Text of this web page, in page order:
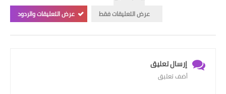
عرض التعليقات فقط
عرض التعليقات والردود
إرسال تعليق
أضف تعليق